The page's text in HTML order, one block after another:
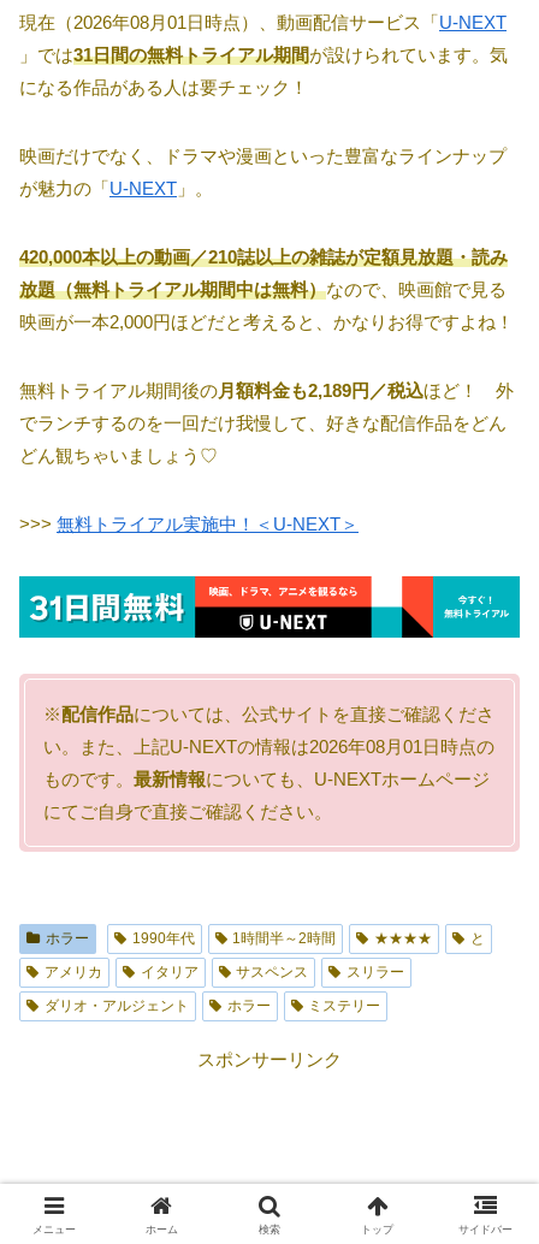
現在（2026年08月01日時点）、動画配信サービス「U-NEXT
」では31日間の無料トライアル期間が設けられています。気
になる作品がある人は要チェック！
映画だけでなく、ドラマや漫画といった豊富なラインナップ
が魅力の「U-NEXT 」。
420,000本以上の動画／210誌以上の雑誌が定額見放題・読み
放題（無料トライアル期間中は無料）なので、映画館で見る
映画が一本2,000円ほどだと考えると、かなりお得ですよね！
無料トライアル期間後の月額料金も2,189円／税込ほど！ 外
でランチするのを一回だけ我慢して、好きな配信作品をどん
どん観ちゃいましょう♡
>>> 無料トライアル実施中！＜U-NEXT＞
※配信作品については、公式サイトを直接ご確認くださ
い。また、上記U-NEXTの情報は2026年08月01日時点の
ものです。 最新情報についても、U-NEXTホームページ
にてご自身で直接ご確認ください。
ホラー 1990年代 1時間半～2時間 ★★★★
と
アメリカ
イタリア サスペンス
スリラー
ダリオ・アルジェント
ホラー ミステリー
スポンサーリンク
メニュー ホーム 検索 トップ サイドバー